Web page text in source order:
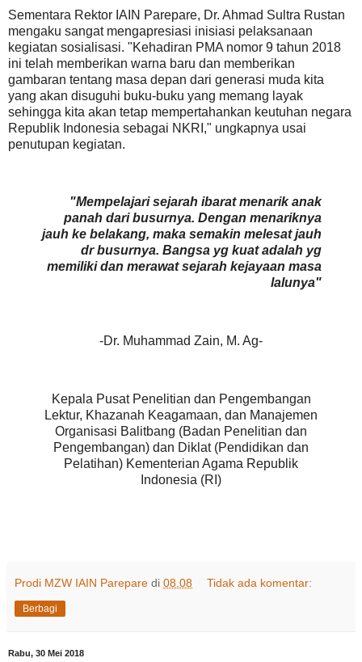
Sementara Rektor IAIN Parepare, Dr. Ahmad Sultra Rustan
mengaku sangat mengapresiasi inisiasi pelaksanaan
kegiatan sosialisasi. "Kehadiran PMA nomor 9 tahun 2018
ini telah memberikan warna baru dan memberikan
gambaran tentang masa depan dari generasi muda kita
yang akan disuguhi buku-buku yang memang layak
sehingga kita akan tetap mempertahankan keutuhan negara
Republik Indonesia sebagai NKRI," ungkapnya usai
penutupan kegiatan.
"Mempelajari sejarah ibarat menarik anak
panah dari busurnya. Dengan menariknya
jauh ke belakang, maka semakin melesat jauh
dr busurnya. Bangsa yg kuat adalah yg
memiliki dan merawat sejarah kejayaan masa
lalunya"
-Dr. Muhammad Zain, M. Ag-
Kepala Pusat Penelitian dan Pengembangan
Lektur, Khazanah Keagamaan, dan Manajemen
Organisasi Balitbang (Badan Penelitian dan
Pengembangan) dan Diklat (Pendidikan dan
Pelatihan) Kementerian Agama Republik
Indonesia (RI)
Prodi MZW IAIN Parepare di 08.08 Tidak ada komentar:
Berbagi
Rabu, 30 Mei 2018